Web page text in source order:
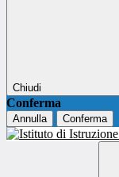
Chiudi
Conferma
Annulla Conferma